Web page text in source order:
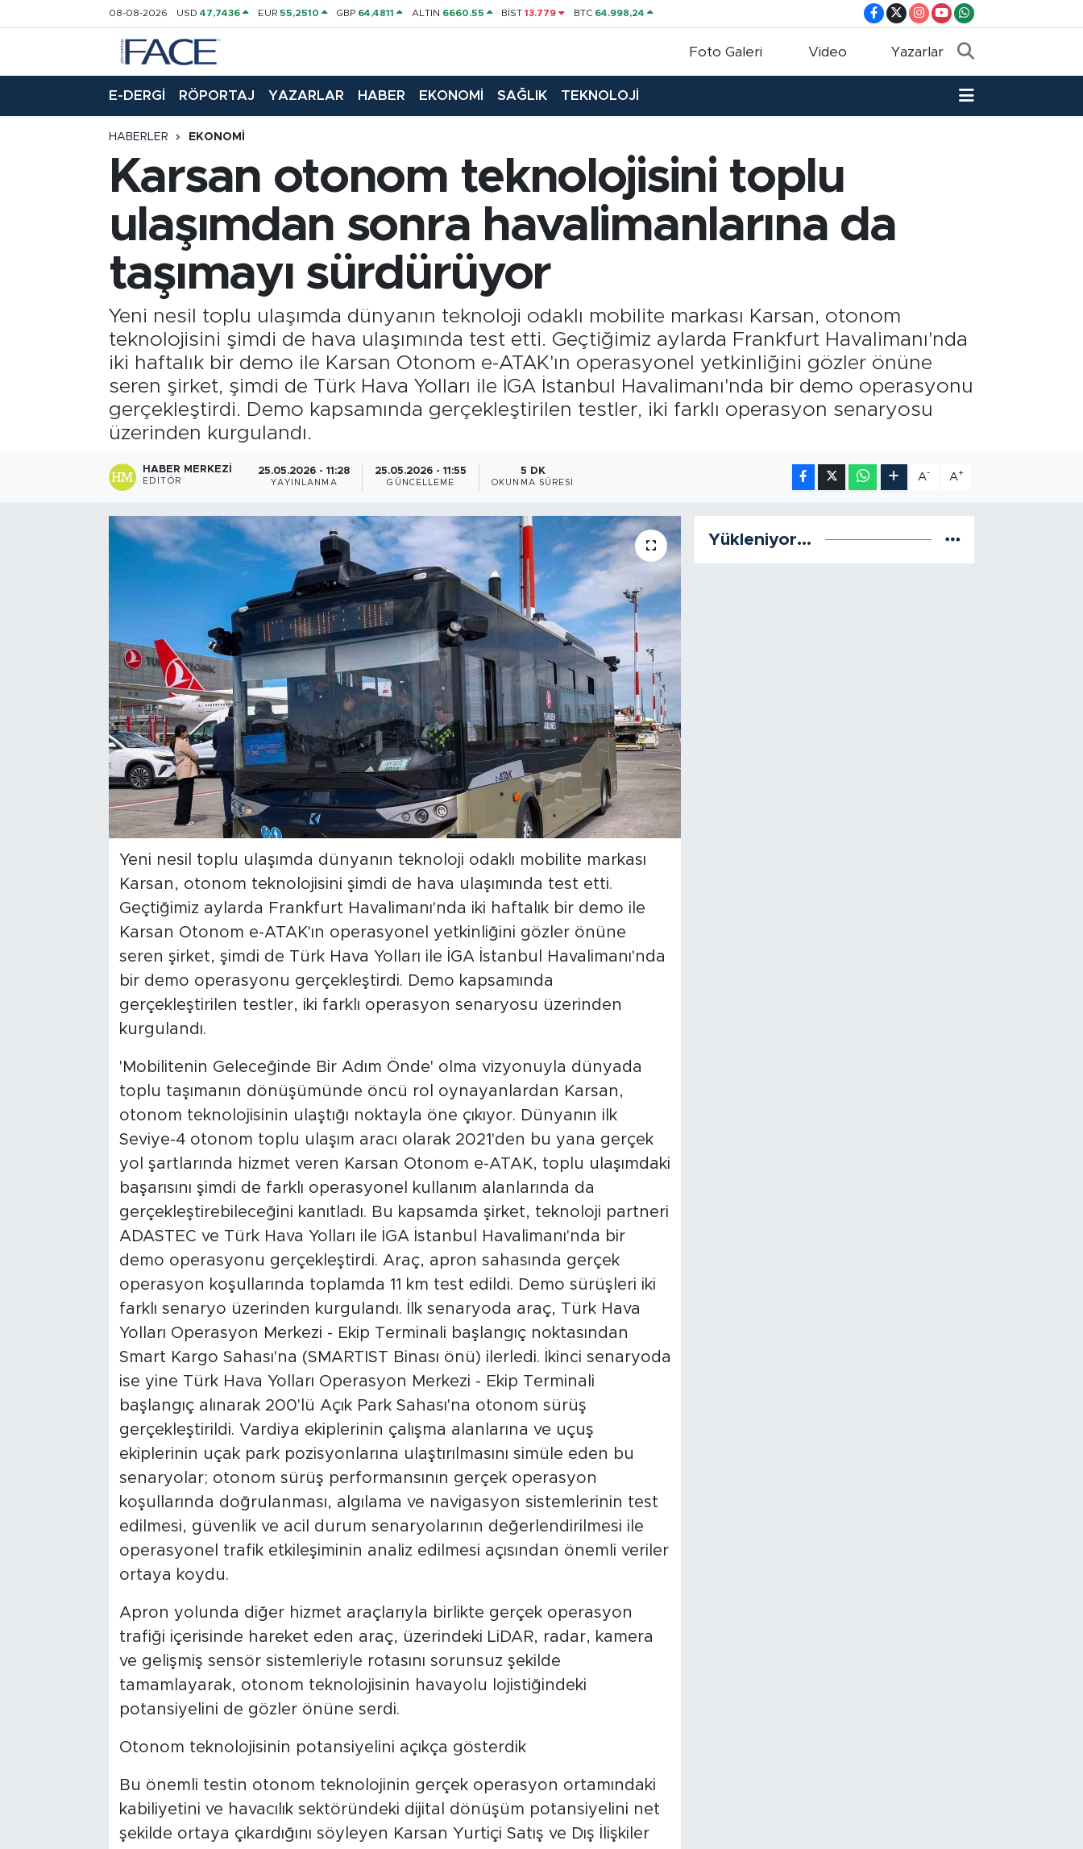
08-08-2026 USD47,7436 EUR 55,2510 GBP 64,4811 ALTIN 6660.55 BİST13.779 BTC 64.998,24
Foto Galeri Video Yazarlar
E-DERGİ RÖPORTAJ YAZARLAR HABER EKONOMİ SAĞLIK TEKNOLOJİ
HABERLER EKONOMI
Karsan otonom teknolojisini toplu
ulaşımdan sonra havalimanlarına da
taşımayı sürdürüyor
Yeni nesil toplu ulaşımda dünyanın teknoloji odaklı mobilite markası Karsan, otonom
teknolojisini şimdi de hava ulaşımında test etti. Geçtiğimiz aylarda Frankfurt Havalimanı'nda
iki haftalık bir demo ile Karsan Otonom e-ATAK'ın operasyonel yetkinliğini gözler önüne
seren şirket, şimdi de Türk Hava Yolları ile İGA İstanbul Havalimanı'nda bir demo operasyonu
gerçekleştirdi. Demo kapsamında gerçekleştirilen testler, iki farklı operasyon senaryosu
üzerinden kurgulandı.
HABER MERKEZI
EDITÖR
25.05.2026 - 11:28
YAYINLANMA
25.05.2026 - 11:55
GÜNCELLEME
5 DK
OKUNMA SÜRESI
A- A+
Yeni nesil toplu ulaşımda dünyanın teknoloji odaklı mobilite markası
Karsan, otonom teknolojisini şimdi de hava ulaşımında test etti.
Geçtiğimiz aylarda Frankfurt Havalimanı'nda iki haftalık bir demo ile
Karsan Otonom e-ATAK'ın operasyonel yetkinliğini gözler önüne
seren şirket, şimdi de Türk Hava Yolları ile İGA İstanbul Havalimanı'nda
bir demo operasyonu gerçekleştirdi. Demo kapsamında
gerçekleştirilen testler, iki farklı operasyon senaryosu üzerinden
kurgulandı.
'Mobilitenin Geleceğinde Bir Adım Önde' olma vizyonuyla dünyada
toplu taşımanın dönüşümünde öncü rol oynayanlardan Karsan,
otonom teknolojisinin ulaştığı noktayla öne çıkıyor. Dünyanın ilk
Seviye-4 otonom toplu ulaşım aracı olarak 2021'den bu yana gerçek
yol şartlarında hizmet veren Karsan Otonom e-ATAK, toplu ulaşımdaki
başarısını şimdi de farklı operasyonel kullanım alanlarında da
gerçekleştirebileceğini kanıtladı. Bu kapsamda şirket, teknoloji partneri
ADASTEC ve Türk Hava Yolları ile İGA İstanbul Havalimanı'nda bir
demo operasyonu gerçekleştirdi. Araç, apron sahasında gerçek
operasyon koşullarında toplamda 11 km test edildi. Demo sürüşleri iki
farklı senaryo üzerinden kurgulandı. İlk senaryoda araç, Türk Hava
Yolları Operasyon Merkezi - Ekip Terminali başlangıç noktasından
Smart Kargo Sahası'na (SMARTIST Binası önü) ilerledi. İkinci senaryoda
ise yine Türk Hava Yolları Operasyon Merkezi - Ekip Terminali
başlangıç alınarak 200'lü Açık Park Sahası'na otonom sürüş
gerçekleştirildi. Vardiya ekiplerinin çalışma alanlarına ve uçuş
ekiplerinin uçak park pozisyonlarına ulaştırılmasını simüle eden bu
senaryolar; otonom sürüş performansının gerçek operasyon
koşullarında doğrulanması, algılama ve navigasyon sistemlerinin test
edilmesi, güvenlik ve acil durum senaryolarının değerlendirilmesi ile
operasyonel trafik etkileşiminin analiz edilmesi açısından önemli veriler
ortaya koydu.
Apron yolunda diğer hizmet araçlarıyla birlikte gerçek operasyon
trafiği içerisinde hareket eden araç, üzerindeki LiDAR, radar, kamera
ve gelişmiş sensör sistemleriyle rotasını sorunsuz şekilde
tamamlayarak, otonom teknolojisinin havayolu lojistiğindeki
potansiyelini de gözler önüne serdi.
Otonom teknolojisinin potansiyelini açıkça gösterdik
Bu önemli testin otonom teknolojinin gerçek operasyon ortamındaki
kabiliyetini ve havacılık sektöründeki dijital dönüşüm potansiyelini net
şekilde ortaya çıkardığını söyleyen Karsan Yurtiçi Satış ve Dış İlişkiler
Yükleniyor...
Nöbetçi Eczaneler
Hava Durumu
Trafik Durumu
Süper Lig Puan Durumu ve Fikstür
Son Dakika Haberleri
Haber Arşivi